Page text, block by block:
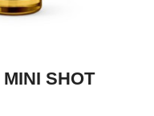
SHOT